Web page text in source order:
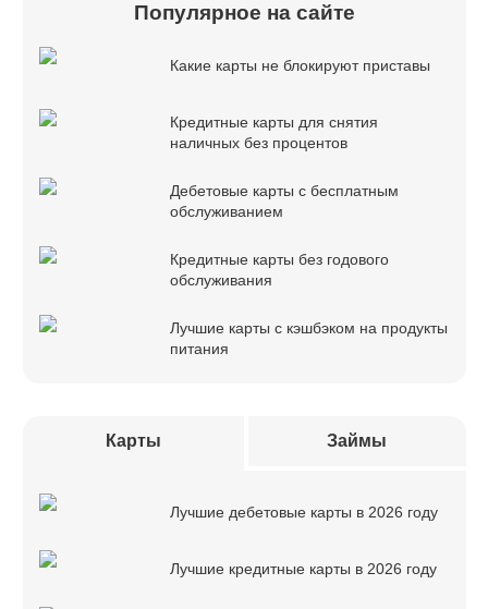
Популярное на сайте
Какие карты не блокируют приставы
Кредитные карты для снятия
наличных без процентов
Дебетовые карты с бесплатным
обслуживанием
Кредитные карты без годового
обслуживания
Лучшие карты с кэшбэком на продукты
питания
Карты Займы
Лучшие дебетовые карты в 2026 году
Лучшие кредитные карты в 2026 году